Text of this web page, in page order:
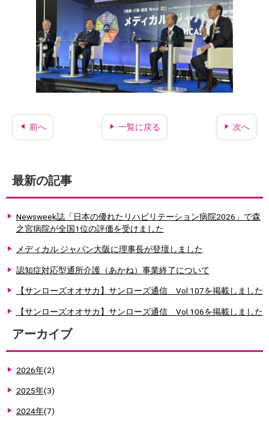
前へ 一覧に戻る 次へ
最新の記事
Newsweek誌「日本の優れたリハビリテーション病院2026」で森
之宮病院が全国1位の評価を受けました
メディカル ジャパン大阪に理事長が登壇しました
認知症対応型通所介護（あかね）事業終了について
【サンローズオオサカ】サンローズ通信 Vol.107を掲載しました
【サンローズオオサカ】サンローズ通信 Vol.106を掲載しました
アーカイブ
2026年(2)
2025年(3)
2024年(7)